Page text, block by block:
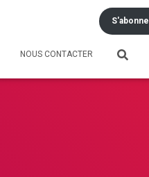
NOUS CONTACTER